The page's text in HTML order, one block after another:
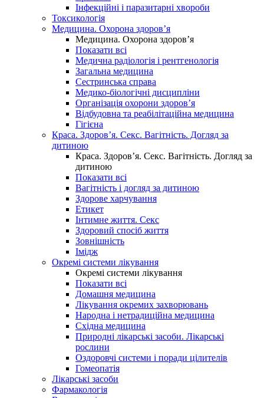
Інфекційні і паразитарні хвороби
Токсикологія
Медицина. Охорона здоров’я
Медицина. Охорона здоров’я
Показати всі
Медична радіологія і рентгенологія
Загальна медицина
Сестринська справа
Медико-біологічні дисципліни
Організація охорони здоров’я
Відбудовна та реабілітаційна медицина
Гігієна
Краса. Здоров’я. Секс. Вагітність. Догляд за
дитиною
Краса. Здоров’я. Секс. Вагітність. Догляд за
дитиною
Показати всі
Вагітність і догляд за дитиною
Здорове харчування
Етикет
Інтимне життя. Секс
Здоровий спосіб життя
Зовнішність
Імідж
Окремі системи лікування
Окремі системи лікування
Показати всі
Домашня медицина
Лікування окремих захворювань
Народна і нетрадиційна медицина
Східна медицина
Природні лікарські засоби. Лікарські
рослини
Оздоровчі системи і поради цілителів
Гомеопатія
Лікарські засоби
Фармакологія